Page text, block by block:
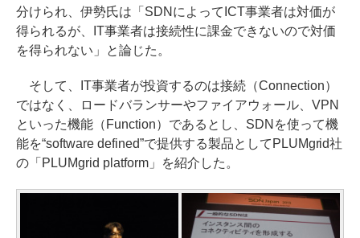
分けられ、伊勢氏は「SDNによってICT事業者は対価が
得られるが、IT事業者は接続性に課金できないので対価
を得られない」と論じた。
そして、IT事業者が投資するのは接続（Connection）
ではなく、ロードバランサーやファイアウォール、VPN
といった機能（Function）であるとし、SDNを使って機
能を“software defined”で提供する製品としてPLUMgrid社
の「PLUMgrid platform」を紹介した。